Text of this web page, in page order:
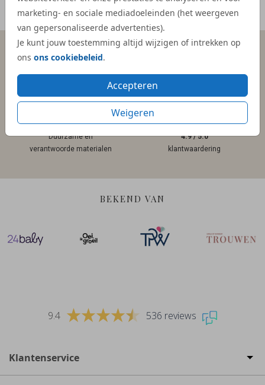
marketing- en sociale mediadoeleinden (het weergeven
van gepersonaliseerde advertenties).
Je kunt jouw toestemming altijd wijzigen of intrekken op
ons ons cookiebeleid.
Accepteren
Weigeren
Meer reviews
Persoonlijk contact
Gratis hulp
Duurzame en
verantwoorde materialen
4.9 / 5.0
klantwaardering
BEKEND VAN
9.4 536 reviews
Klantenservice